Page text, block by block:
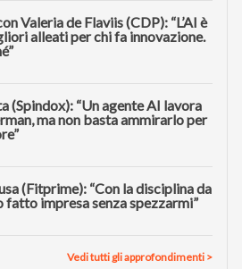
Valeria de Flaviis (CDP): “L’AI è
alleati per chi fa innovazione.
(Spindox): “Un agente AI lavora
ma non basta ammirarlo per
(Fitprime): “Con la disciplina da
fatto impresa senza spezzarmi”
Vedi tutti gli approfondimenti >